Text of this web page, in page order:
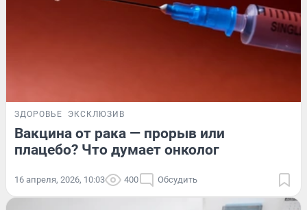
ЗДОРОВЬЕ ЭКСКЛЮЗИВ
Вакцина от рака — прорыв или
плацебо? Что думает онколог
16 апреля, 2026, 10:03 400 Обсудить